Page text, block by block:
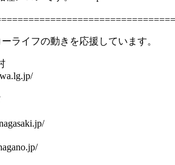
ライフの動きを応援しています。